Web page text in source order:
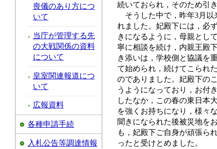
喪儀のあり方につ
いて
当庁が管理する先
の大戦関係の資料
について
皇室関連報道につ
いて
広報資料
各種申請手続
入札公告等調達情報
続いておられ，そのため引
そうした中で，昨年3月
れました。妃殿下には，必
きになるように，母親とし
寧に相談を続け，内親王殿
き添いは，学校側と協議を
て始められ，続けてこられ
のでありました。妃殿下の
うようになっており，お付
したなか，この春の東日本
を強くお持ちになり，様々
聞きになられた後被災地を
も，妃殿下ご自身が頑張ら
ったと受けとめました。